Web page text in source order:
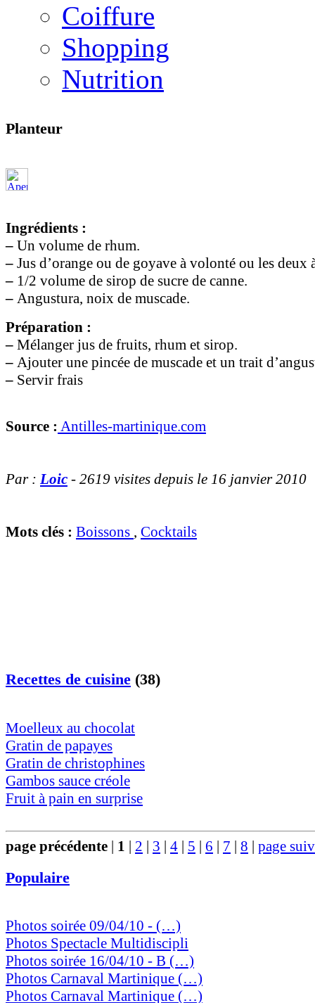
Coiffure
Shopping
Nutrition
Planteur
Ingrédients :
– Un volume de rhum.
– Jus d’orange ou de goyave à volonté ou les deux
– 1/2 volume de sirop de sucre de canne.
– Angustura, noix de muscade.
Préparation :
– Mélanger jus de fruits, rhum et sirop.
– Ajouter une pincée de muscade et un trait
– Servir frais
Source : Antilles-martinique.com
Par : Loic - 2619 visites depuis le 16 janvier 2010
Mots clés : Boissons , Cocktails
Recettes de cuisine (38)
Moelleux au chocolat
Gratin de papayes
Gratin de christophines
Gambos sauce créole
Fruit à pain en surprise
page précédente | 1 | 2 | 3 | 4 | 5 | 6 | 7 | 8 | page
Populaire
Photos soirée 09/04/10 - (…)
Photos Spectacle Multidiscipli
Photos soirée 16/04/10 - B (…)
Photos Carnaval Martinique (…)
Photos Carnaval Martinique (…)